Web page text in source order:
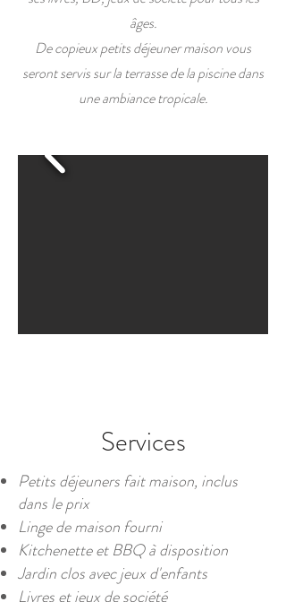
âges.
De copieux petits déjeuner maison vous
seront servis sur la terrasse de la piscine dans
une ambiance tropicale.
Services
Petits déjeuners fait maison, inclus
dans le prix
Linge de maison fourni
Kitchenette et BBQ à disposition
Jardin clos avec jeux d'enfants
Livres et jeux de société